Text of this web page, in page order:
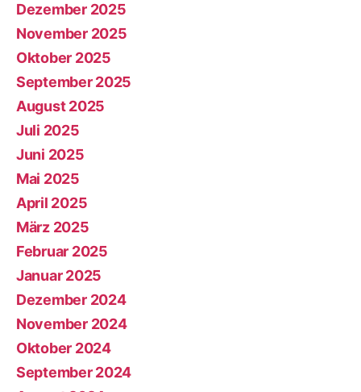
Dezember 2025
November 2025
Oktober 2025
September 2025
August 2025
Juli 2025
Juni 2025
Mai 2025
April 2025
März 2025
Februar 2025
Januar 2025
Dezember 2024
November 2024
Oktober 2024
September 2024